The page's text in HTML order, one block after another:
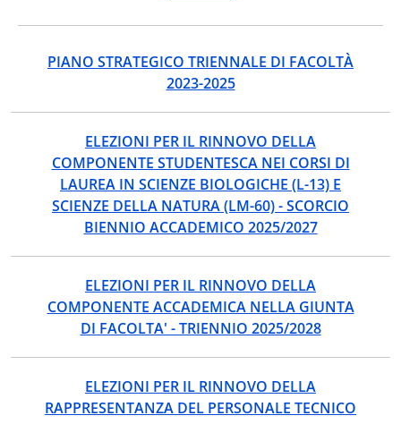
PIANO STRATEGICO TRIENNALE DI FACOLTÀ
2023-2025
ELEZIONI PER IL RINNOVO DELLA
COMPONENTE STUDENTESCA NEI CORSI DI
LAUREA IN SCIENZE BIOLOGICHE (L-13) E
SCIENZE DELLA NATURA (LM-60) - SCORCIO
BIENNIO ACCADEMICO 2025/2027
ELEZIONI PER IL RINNOVO DELLA
COMPONENTE ACCADEMICA NELLA GIUNTA
DI FACOLTA' - TRIENNIO 2025/2028
ELEZIONI PER IL RINNOVO DELLA
RAPPRESENTANZA DEL PERSONALE TECNICO